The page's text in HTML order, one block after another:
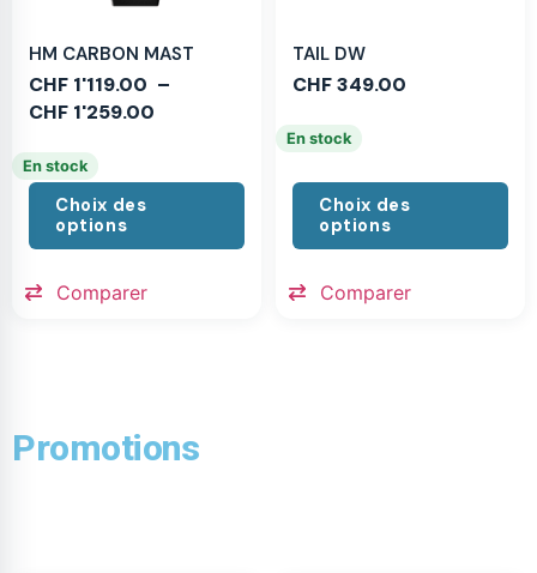
HM CARBON MAST
CHF 1'119.00 –
CHF 1'259.00
En stock
Choix des
options
Comparer
TAIL DW
CHF349.00
En stock
Choix des
options
Comparer
Promotions